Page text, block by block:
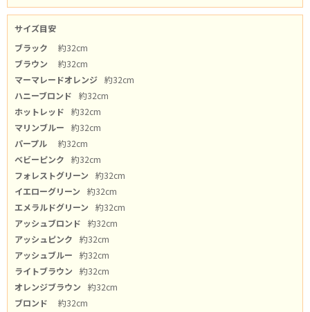
アプリコットレッド
ワインレッド
サイズ目安
ブラック
約32cm
ブラウン
約32cm
マーマレードオレンジ 約32cm
ハニーブロンド
約32cm
ホットレッド
約32cm
マリンブルー
約32cm
パープル
約32cm
ベビーピンク
約32cm
フォレストグリーン
約32cm
イエローグリーン
約32cm
エメラルドグリーン
約32cm
アッシュブロンド
約32cm
アッシュピンク
約32cm
アッシュブルー
約32cm
ライトブラウン
約32cm
オレンジブラウン
約32cm
ブロンド
約32cm